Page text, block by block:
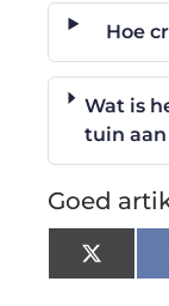
Hoe
Wat is
tuin
Goed
X